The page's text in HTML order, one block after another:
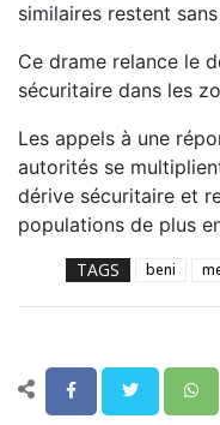
similaires restent
Ce drame relance le
sécuritaire dans les
Les appels à une
autorités se
dérive sécuritaire et
populations de plus
TAGS beni